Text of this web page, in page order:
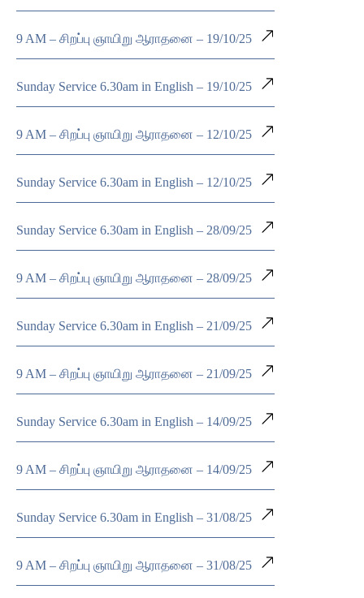
9 AM – சிறப்பு ஞாயிறு ஆராதனை – 19/10/25
Sunday Service 6.30am in English – 19/10/25
9 AM – சிறப்பு ஞாயிறு ஆராதனை – 12/10/25
Sunday Service 6.30am in English – 12/10/25
Sunday Service 6.30am in English – 28/09/25
9 AM – சிறப்பு ஞாயிறு ஆராதனை – 28/09/25
Sunday Service 6.30am in English – 21/09/25
9 AM – சிறப்பு ஞாயிறு ஆராதனை – 21/09/25
Sunday Service 6.30am in English – 14/09/25
9 AM – சிறப்பு ஞாயிறு ஆராதனை – 14/09/25
Sunday Service 6.30am in English – 31/08/25
9 AM – சிறப்பு ஞாயிறு ஆராதனை – 31/08/25